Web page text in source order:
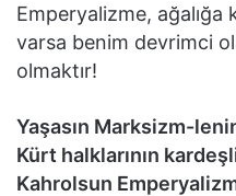
Emperyalizme, ağalığa
varsa benim devrimci
olmaktır!
Yaşasın Marksizm-
Kürt halklarının
Kahrolsun